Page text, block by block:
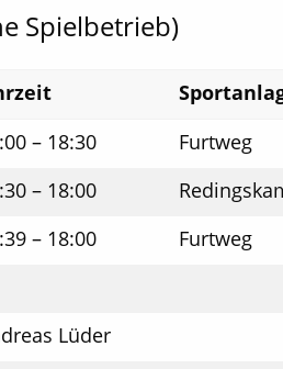
Spielbetrieb)
– 18:30
Furtweg
– 18:00
– 18:00
Furtweg
Lüder